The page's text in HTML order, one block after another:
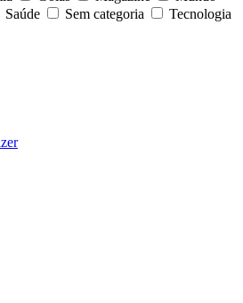
Saúde Sem categoria
Tecnologia